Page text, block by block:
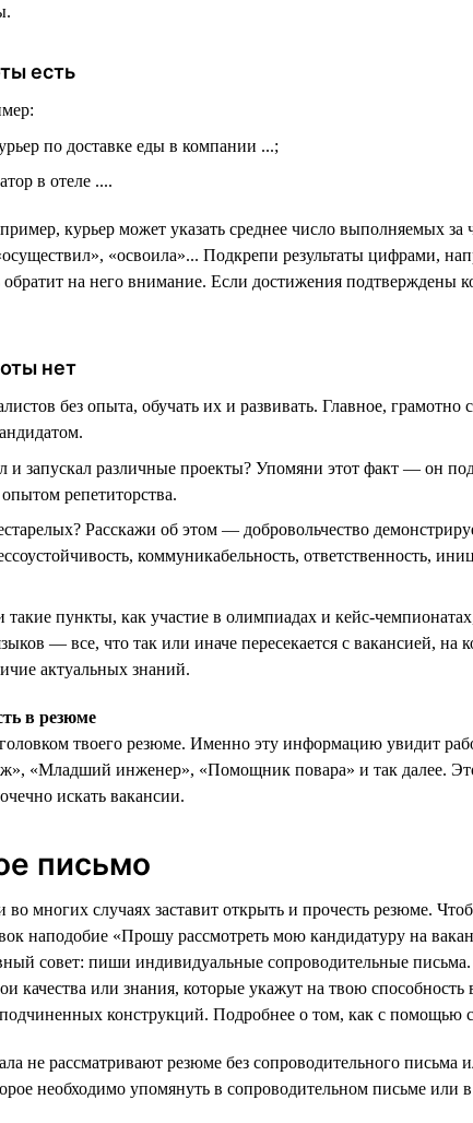
есть
по доставке еды в компании ...;
в отеле ....
курьер может указать среднее число выполняемых
«освоила»... Подкрепи результаты цифрами,
на него внимание. Если достижения подтверждены
нет
без опыта, обучать их и развивать. Главное,
запускал различные проекты? Упомяни этот факт — он
репетиторства.
Расскажи об этом — добровольчество
коммуникабельность, ответственность,
пункты, как участие в олимпиадах и кейс-
— все, что так или иначе пересекается с вакансией,
актуальных знаний.
в резюме
твоего резюме. Именно эту информацию увидит
«Младший инженер», «Помощник повара» и так далее.
искать вакансии.
письмо
многих случаях заставит открыть и прочесть резюме.
наподобие «Прошу рассмотреть мою кандидатуру на
совет: пиши индивидуальные сопроводительные
качества или знания, которые укажут на твою
конструкций. Подробнее о том, как с помощью
не рассматривают резюме без сопроводительного письма
необходимо упомянуть в сопроводительном письме или